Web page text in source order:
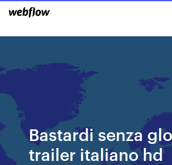
Bastardi senza
trailer italiano hd